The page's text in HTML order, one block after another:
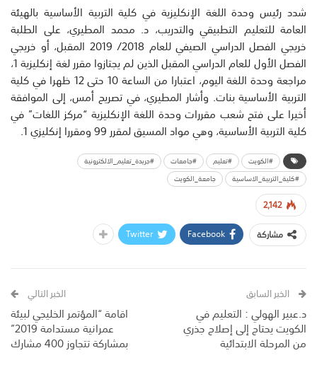
شدد رئيس وحدة اللغة الإنكليزية في كلية التربية الأساسية بالهيئة
العامة للتعليم التطبيقي والتدريب، د. محمد المطيري، على الطلبة
خريجي الفصل الدراسي الصيفي للعام 2018/ 2019 المقبل، أو خريجي
الفصل الأول للعام الدراسي المقبل الذين لم يجتازوا مقرر لغة إنكليزية 1،
مراجعة وحدة اللغة اليوم، اعتبارا من الساعة 10 حتى 12 ظهرا في كلية
التربية الأساسية بنات. وأشار المطيري، في تصريح أمس، إلى الموافقة
أخيرا على فتح شعب مقررات وحدة اللغة الإنكليزية “مركز اللغات” في
كلية التربية الأساسية، وهي مواد المسيق لمقرر 99 ومقررا إنكليزي 1.
#الكويت #تعليم #جامعات
#جريدة_تعليم_الالكترونية
#كلية_التربية_الاساسية
جامعة_الكويت
2,142
مشاركة
Facebook
Twitter
الخبر السابق
د.عبير الهولي : التعليم في
الكويت يحتاج إلى إصلاح جذري
من المرحلة الابتدائية
الخبر التالي
اقامة “المؤتمر الخليجي لبيئة
عمرانية مستدامة 2019”
بمشاركة تتجاوز 400 مشارك